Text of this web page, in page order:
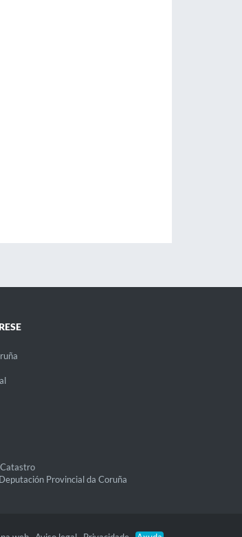
Provincial da Coruña